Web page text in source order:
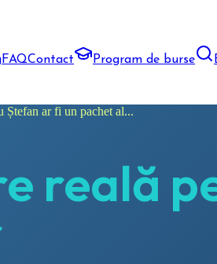
FAQContact Program de burse
Ștefan ar fi un pachet al...
reală